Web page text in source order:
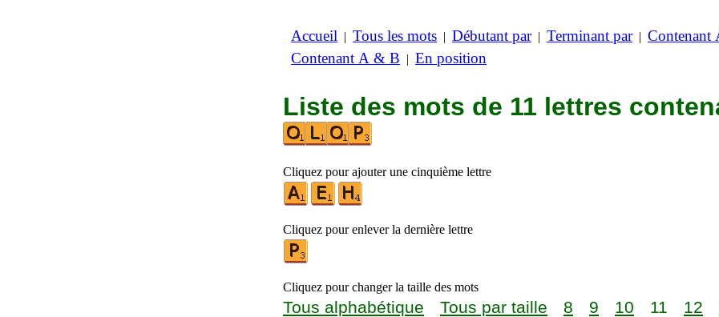
Accueil | Tous les mots | Débutant par| Terminant par| Contenant
Contenant A & B | En position
Liste des mots de 11 lettres
Cliquez pour ajouter une cinquième lettre
Cliquez pour enlever la dernière lettre
Cliquez pour changer la taille des mots
Tous alphabétique Tous par taille 8 9 10 11 12